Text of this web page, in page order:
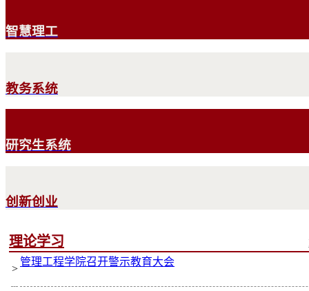
智慧理工
教务系统
研究生系统
创新创业
理论学习
>
管理工程学院召开警示教育大会